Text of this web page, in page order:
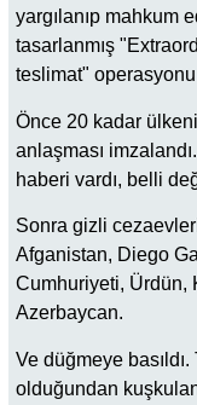
yargılanıp mahkum
tasarlanmış
teslimat" operasyonu
Önce 20 kadar
anlaşması
haberi vardı, belli
Sonra gizli
Afganistan, Diego
Cumhuriyeti, Ürdün,
Azerbaycan.
Ve düğmeye
olduğundan